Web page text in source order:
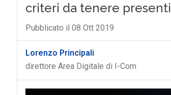
criteri da tenere presenti
Pubblicato il 08 Ott 2019
Lorenzo Principali
direttore Area Digitale di I-Com